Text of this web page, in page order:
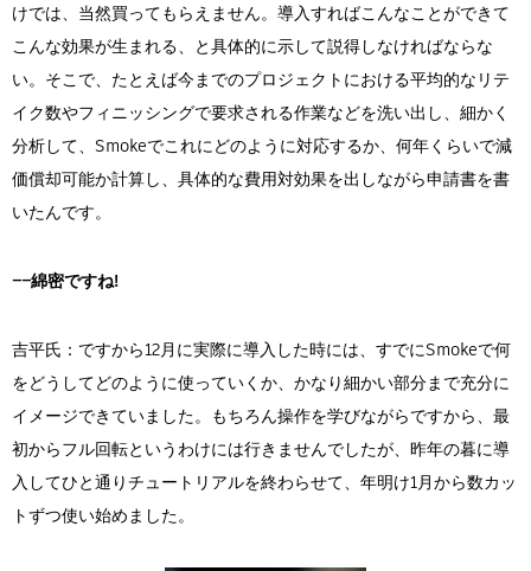
けでは、当然買ってもらえません。導入すればこんなことができて
こんな効果が生まれる、と具体的に示して説得しなければならな
い。そこで、たとえば今までのプロジェクトにおける平均的なリテ
イク数やフィニッシングで要求される作業などを洗い出し、細かく
分析して、Smokeでこれにどのように対応するか、何年くらいで減
価償却可能か計算し、具体的な費用対効果を出しながら申請書を書
いたんです。
――綿密ですね!
吉平氏：ですから12月に実際に導入した時には、すでにSmokeで何
をどうしてどのように使っていくか、かなり細かい部分まで充分に
イメージできていました。もちろん操作を学びながらですから、最
初からフル回転というわけには行きませんでしたが、昨年の暮に導
入してひと通りチュートリアルを終わらせて、年明け1月から数カッ
トずつ使い始めました。